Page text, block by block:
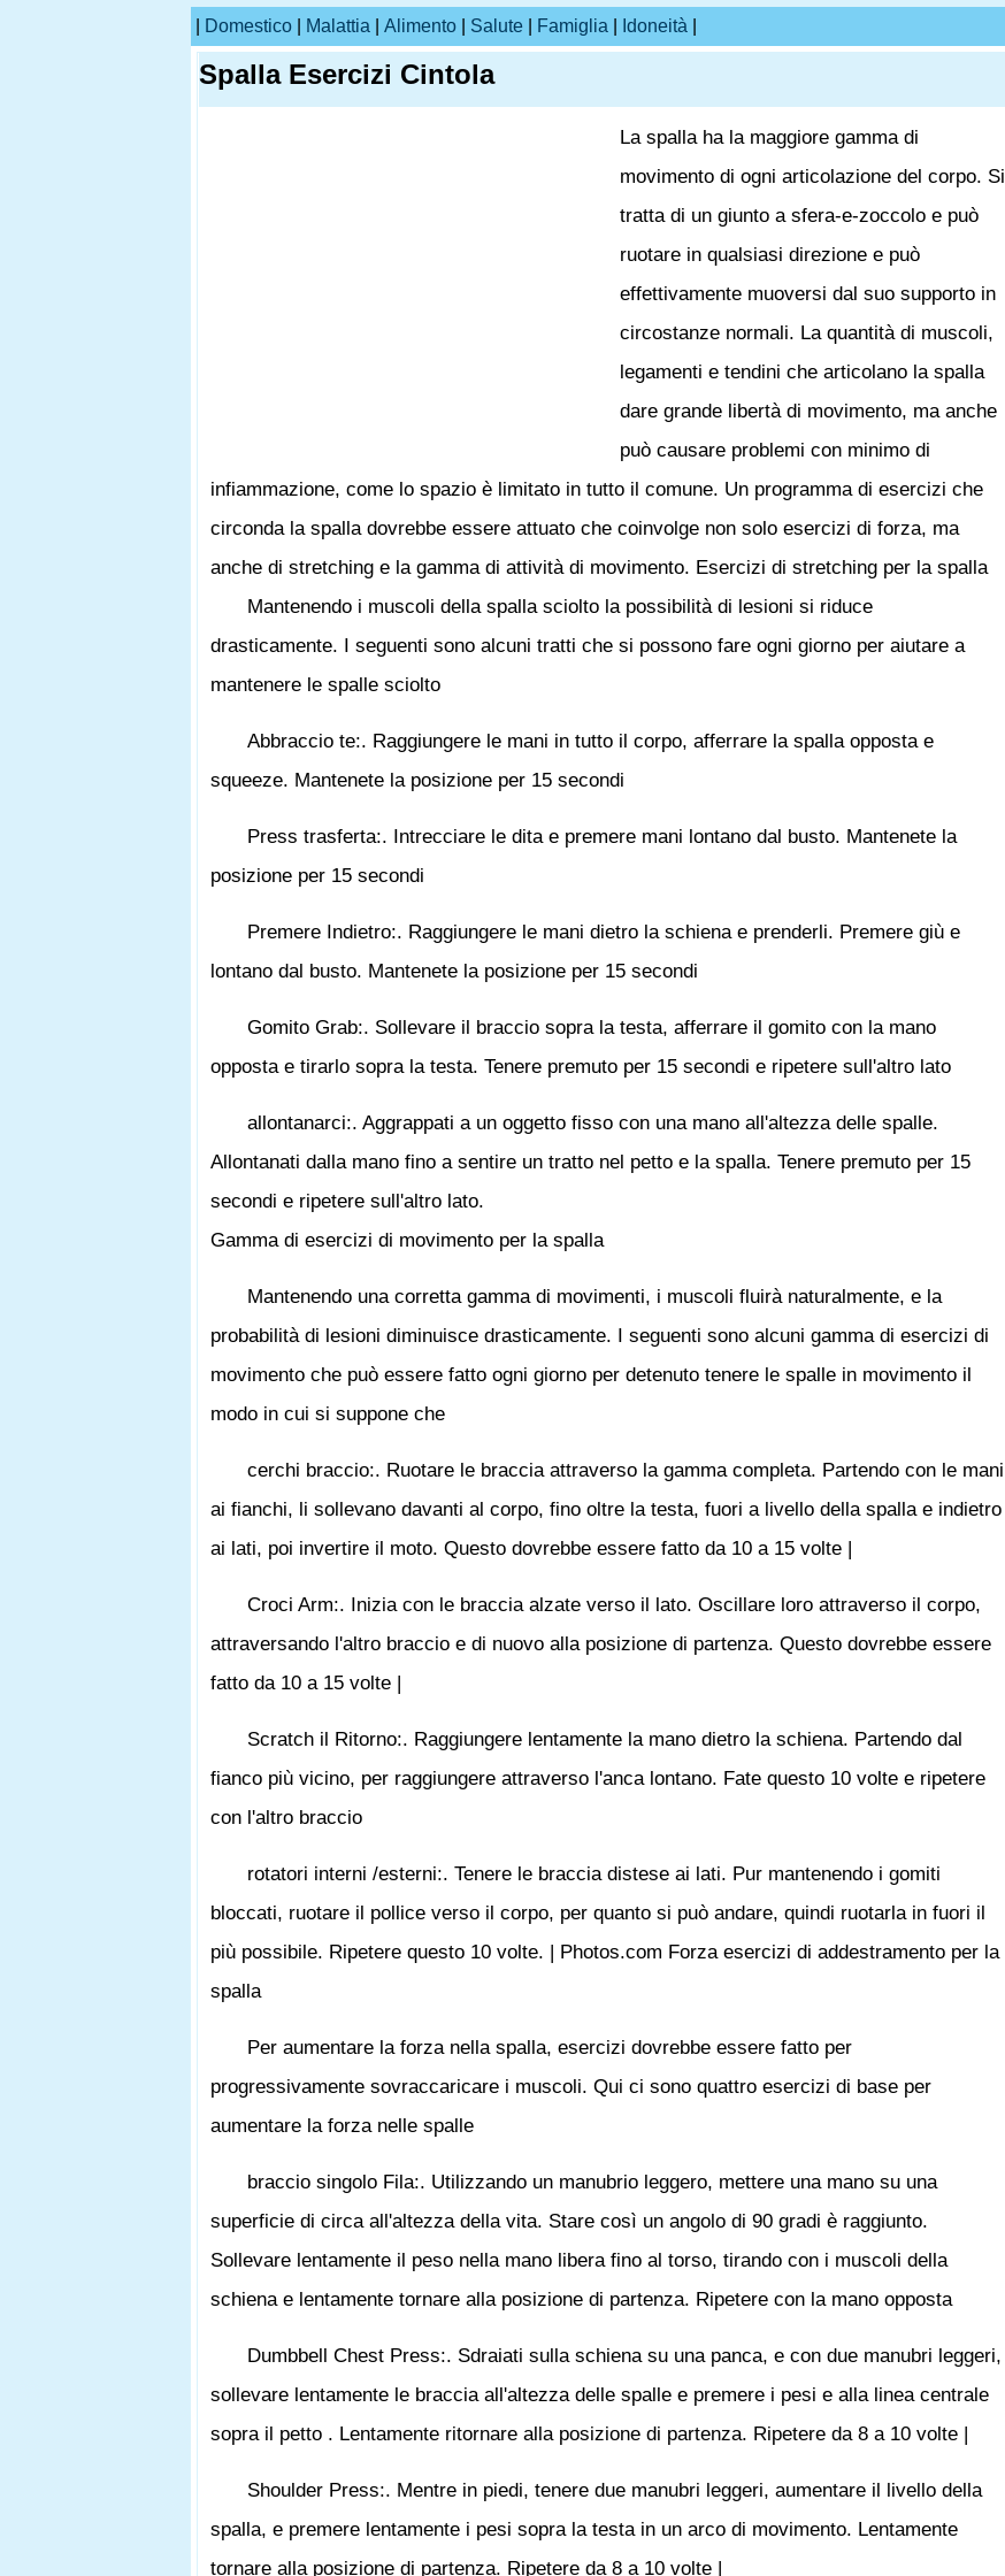
Domestico Malattia Alimento Salute Famiglia Idoneità
Spalla Esercizi Cintola
La spalla ha la maggiore gamma di
movimento di ogni articolazione del corpo. Si
tratta di un giunto a sfera-e-zoccolo e può
ruotare in qualsiasi direzione e può
effettivamente muoversi dal suo supporto in
circostanze normali. La quantità di muscoli,
legamenti e tendini che articolano la spalla
dare grande libertà di movimento, ma anche
può causare problemi con minimo di
infiammazione, come lo spazio è limitato in tutto il comune. Un programma di esercizi che
circonda la spalla dovrebbe essere attuato che coinvolge non solo esercizi di forza, ma
anche di stretching e la gamma di attività di movimento. Esercizi di stretching per la spalla
Mantenendo i muscoli della spalla sciolto la possibilità di lesioni si riduce
drasticamente. I seguenti sono alcuni tratti che si possono fare ogni giorno per aiutare a
mantenere le spalle sciolto
Abbraccio te:. Raggiungere le mani in tutto il corpo, afferrare la spalla opposta e
squeeze. Mantenete la posizione per 15 secondi
Press trasferta:. Intrecciare le dita e premere mani lontano dal busto. Mantenete la
posizione per 15 secondi
Premere Indietro:. Raggiungere le mani dietro la schiena e prenderli. Premere giù e
lontano dal busto. Mantenete la posizione per 15 secondi
Gomito Grab:. Sollevare il braccio sopra la testa, afferrare il gomito con la mano
opposta e tirarlo sopra la testa. Tenere premuto per 15 secondi e ripetere sull'altro lato
allontanarci:. Aggrappati a un oggetto fisso con una mano all'altezza delle spalle.
Allontanati dalla mano fino a sentire un tratto nel petto e la spalla. Tenere premuto per 15
secondi e ripetere sull'altro lato.
Gamma di esercizi di movimento per la spalla
Mantenendo una corretta gamma di movimenti, i muscoli fluirà naturalmente, e la
probabilità di lesioni diminuisce drasticamente. I seguenti sono alcuni gamma di esercizi di
movimento che può essere fatto ogni giorno per detenuto tenere le spalle in movimento il
modo in cui si suppone che
cerchi braccio:. Ruotare le braccia attraverso la gamma completa. Partendo con le mani
ai fianchi, li sollevano davanti al corpo, fino oltre la testa, fuori a livello della spalla e indietro
ai lati, poi invertire il moto. Questo dovrebbe essere fatto da 10 a 15 volte |
Croci Arm:. Inizia con le braccia alzate verso il lato. Oscillare loro attraverso il corpo,
attraversando l'altro braccio e di nuovo alla posizione di partenza. Questo dovrebbe essere
fatto da 10 a 15 volte |
Scratch il Ritorno:. Raggiungere lentamente la mano dietro la schiena. Partendo dal
fianco più vicino, per raggiungere attraverso l'anca lontano. Fate questo 10 volte e ripetere
con l'altro braccio
rotatori interni /esterni:. Tenere le braccia distese ai lati. Pur mantenendo i gomiti
bloccati, ruotare il pollice verso il corpo, per quanto si può andare, quindi ruotarla in fuori il
più possibile. Ripetere questo 10 volte. | Photos.com Forza esercizi di addestramento per la
spalla
Per aumentare la forza nella spalla, esercizi dovrebbe essere fatto per
progressivamente sovraccaricare i muscoli. Qui ci sono quattro esercizi di base per
aumentare la forza nelle spalle
braccio singolo Fila:. Utilizzando un manubrio leggero, mettere una mano su una
superficie di circa all'altezza della vita. Stare così un angolo di 90 gradi è raggiunto.
Sollevare lentamente il peso nella mano libera fino al torso, tirando con i muscoli della
schiena e lentamente tornare alla posizione di partenza. Ripetere con la mano opposta
Dumbbell Chest Press:. Sdraiati sulla schiena su una panca, e con due manubri leggeri,
sollevare lentamente le braccia all'altezza delle spalle e premere i pesi e alla linea centrale
sopra il petto . Lentamente ritornare alla posizione di partenza. Ripetere da 8 a 10 volte |
Shoulder Press:. Mentre in piedi, tenere due manubri leggeri, aumentare il livello della
spalla, e premere lentamente i pesi sopra la testa in un arco di movimento. Lentamente
tornare alla posizione di partenza. Ripetere da 8 a 10 volte |